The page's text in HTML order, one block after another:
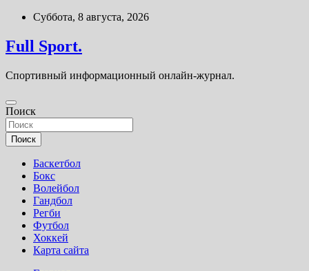
Перейти
содержимому
Суббота, 8 августа, 2026
Full Sport.
Спортивный информационный онлайн-журнал.
Поиск
Поиск
Баскетбол
Бокс
Волейбол
Гандбол
Регби
Футбол
Хоккей
Карта сайта